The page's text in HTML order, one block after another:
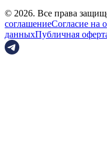
© 2026. Все права
соглашениеСогласие на
данныхПубличная